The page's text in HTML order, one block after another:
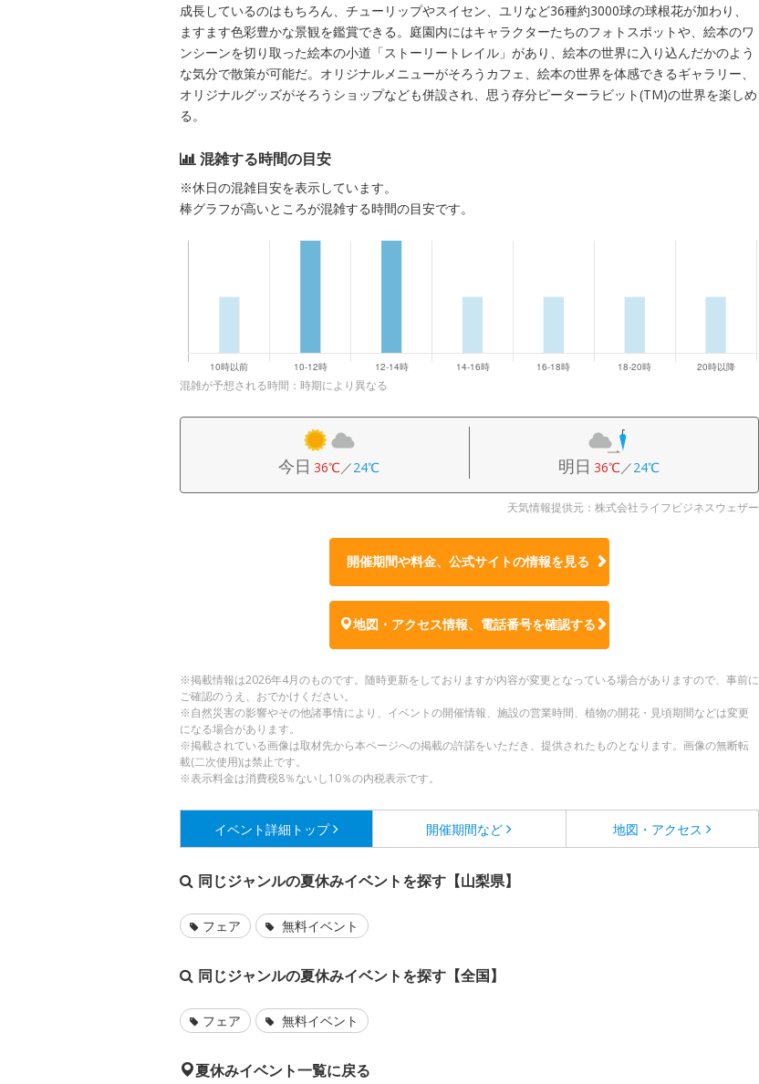
成長しているのはもちろん、チューリップやスイセン、ユリなど36種約3000球の球根花が加わり、
ますます色彩豊かな景観を鑑賞できる。庭園内にはキャラクターたちのフォトスポットや、絵本のワ
ンシーンを切り取った絵本の小道「ストーリートレイル」があり、絵本の世界に入り込んだかのよう
な気分で散策が可能だ。オリジナルメニューがそろうカフェ、絵本の世界を体感できるギャラリー、
オリジナルグッズがそろうショップなども併設され、思う存分ピーターラビット(TM)の世界を楽しめ
る。
混雑する時間の目安
※休日の混雑目安を表示しています。
棒グラフが高いところが混雑する時間の目安です。
混雑が予想される時間：時期により異なる
今日 36℃／24℃ 明日 36℃／24℃
天気情報提供元：株式会社ライフビジネスウェザー
開催期間や料金、公式サイトの情報を見る
地図・アクセス情報、電話番号を確認する
※掲載情報は2026年4月のものです。随時更新をしておりますが内容が変更となっている場合がありますので、事前に
ご確認のうえ、おでかけください。
※自然災害の影響やその他諸事情により、イベントの開催情報、施設の営業時間、植物の開花・見頃期間などは変更
になる場合があります。
※掲載されている画像は取材先から本ページへの掲載の許諾をいただき、提供されたものとなります。画像の無断転
載(二次使用)は禁止です。
※表示料金は消費税8％ないし10％の内税表示です。
イベント詳細 トップ 開催期間など 地図・アクセス
同じジャンルの夏休みイベントを探す【山梨県】
フェア 無料イベント
同じジャンルの夏休みイベントを探す【全国】
フェア 無料イベント
夏休みイベント一覧に戻る